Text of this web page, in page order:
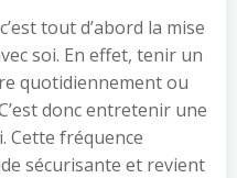
tout d’abord la mise
soi. En effet, tenir un
quotidiennement ou
donc entretenir une
Cette fréquence
sécurisante et revient